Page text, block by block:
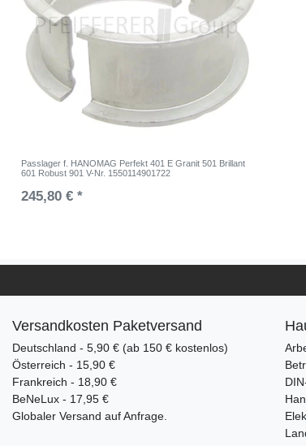
Passlager f. HANOMAG Perfekt 401 E Granit 501 Brillant
601 Robust 901 V-Nr. 1550114901722
245,80 € *
Versandkosten Paketversand
Deutschland - 5,90 € (ab 150 € kostenlos)
Österreich - 15,90 €
Frankreich - 18,90 €
BeNeLux - 17,95 €
Globaler Versand auf Anfrage.